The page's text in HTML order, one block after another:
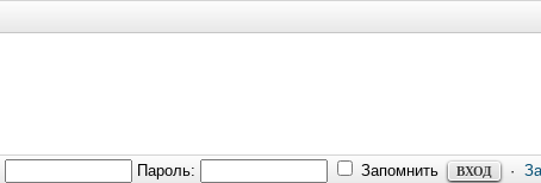
Пароль: Запомнить ·